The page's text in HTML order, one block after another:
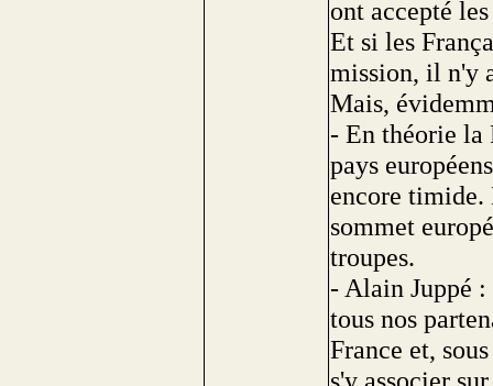
ont accepté
Et si les
mission, il n'y
Mais,
- En théorie la
pays
encore timide.
sommet
troupes.
- Alain Juppé
tous nos
France et,